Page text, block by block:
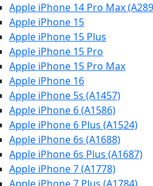
Apple iPhone 14 Pro Max
Apple iPhone 15
Apple iPhone 15 Plus
Apple iPhone 15 Pro
Apple iPhone 15 Pro Max
Apple iPhone 16
Apple iPhone 5s (A1457)
Apple iPhone 6 (A1586)
Apple iPhone 6 Plus (A1524)
Apple iPhone 6s (A1688)
Apple iPhone 6s Plus (A1687)
Apple iPhone 7 (A1778)